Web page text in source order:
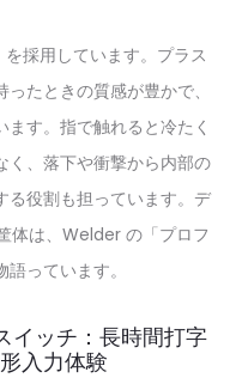
採用しています。プラス
たときの質感が豊かで、
す。指で触れると冷たく
く、落下や衝撃から内部の
る役割も担っています。デ
体は、Welder の「プロフ
っています。
ッチ：長時間打字
入力体験